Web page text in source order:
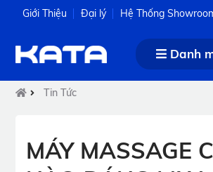
Giới Thiệu Đại lý Hệ Thống
Danh
Tin Tức
MÁY MASSAGE